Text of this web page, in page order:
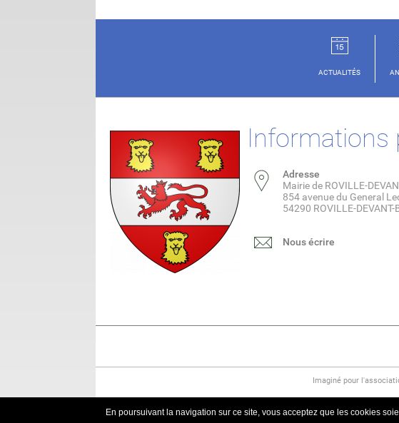
ACTUALITÉS
Informations
Adresse
Mairie de ROVILLE-
854 avenue du General
54290 ROVILLE-DEVANT-
Nous écrire
Imaginé pour
En poursuivant la navigation sur ce site, vous acceptez que les cookies